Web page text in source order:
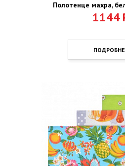
Полотенце махра,
1144